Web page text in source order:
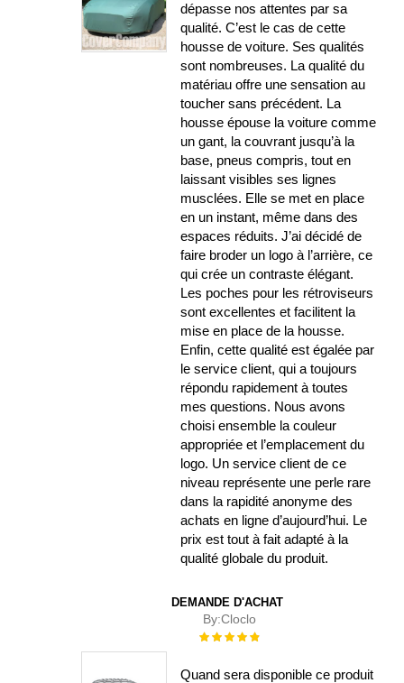
dépasse nos attentes par sa
qualité. C’est le cas de cette
housse de voiture. Ses qualités
sont nombreuses. La qualité du
matériau offre une sensation au
toucher sans précédent. La
housse épouse la voiture comme
un gant, la couvrant jusqu’à la
base, pneus compris, tout en
laissant visibles ses lignes
musclées. Elle se met en place
en un instant, même dans des
espaces réduits. J’ai décidé de
faire broder un logo à l’arrière, ce
qui crée un contraste élégant.
Les poches pour les rétroviseurs
sont excellentes et facilitent la
mise en place de la housse.
Enfin, cette qualité est égalée par
le service client, qui a toujours
répondu rapidement à toutes
mes questions. Nous avons
choisi ensemble la couleur
appropriée et l’emplacement du
logo. Un service client de ce
niveau représente une perle rare
dans la rapidité anonyme des
achats en ligne d’aujourd’hui. Le
prix est tout à fait adapté à la
qualité globale du produit.
DEMANDE D'ACHAT
By:Cloclo
Évaluation :
Quand sera disponible ce produit